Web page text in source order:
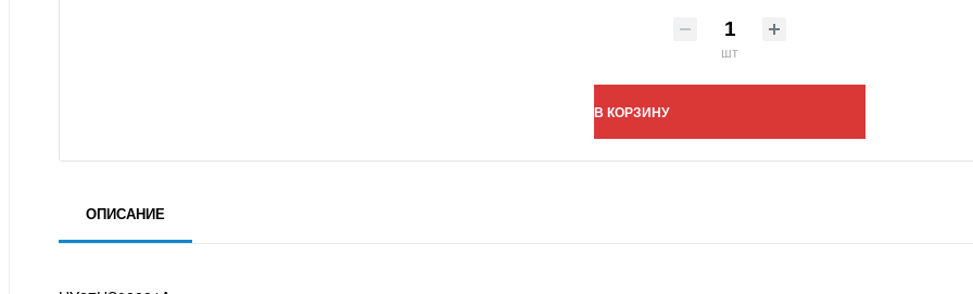
шт
В КОРЗИНУ
ОПИСАНИЕ